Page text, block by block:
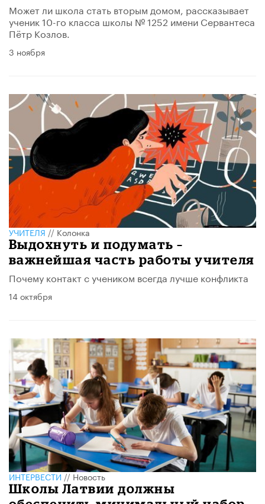
Может ли школа стать вторым домом, рассказывает
ученик 10-го класса школы № 1252 имени Сервантеса
Пётр Козлов.
3 ноября
УЧИТЕЛЯ//Колонка
Выдохнуть и подумать –
важнейшая часть работы учителя
Почему контакт с учеником всегда лучше конфликта
14 октября
ИНТЕРВЕСТИ//Новость
Школы Латвии должны